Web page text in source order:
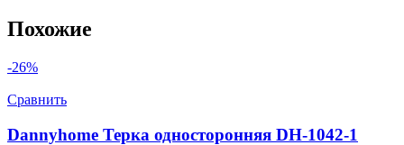
Похожие
-26%
Сравнить
Dannyhome Терка односторонняя DH-1042-1